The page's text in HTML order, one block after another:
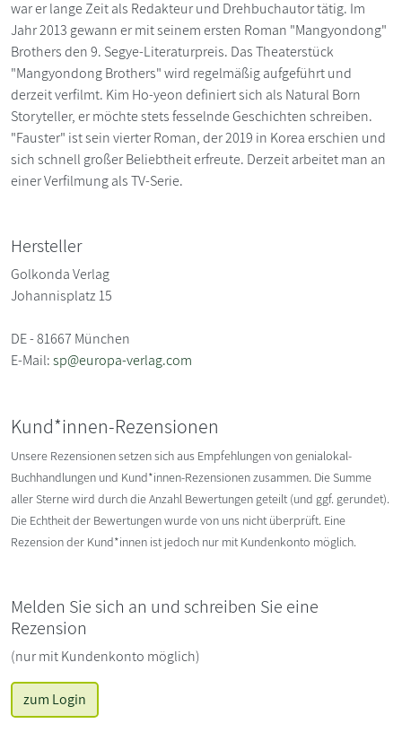
war er lange Zeit als Redakteur und Drehbuchautor tätig. Im
Jahr 2013 gewann er mit seinem ersten Roman "Mangyondong"
Brothers den 9. Segye-Literaturpreis. Das Theaterstück
"Mangyondong Brothers" wird regelmäßig aufgeführt und
derzeit verfilmt. Kim Ho-yeon definiert sich als Natural Born
Storyteller, er möchte stets fesselnde Geschichten schreiben.
"Fauster" ist sein vierter Roman, der 2019 in Korea erschien und
sich schnell großer Beliebtheit erfreute. Derzeit arbeitet man an
einer Verfilmung als TV-Serie.
Hersteller
Golkonda Verlag
Johannisplatz 15
DE - 81667 München
E-Mail:sp@europa-verlag.com
Kund*innen-Rezensionen
Unsere Rezensionen setzen sich aus Empfehlungen von genialokal-
Buchhandlungen und Kund*innen-Rezensionen zusammen. Die Summe
aller Sterne wird durch die Anzahl Bewertungen geteilt (und ggf. gerundet).
Die Echtheit der Bewertungen wurde von uns nicht überprüft. Eine
Rezension der Kund*innen ist jedoch nur mit Kundenkonto möglich.
Melden Sie sich an und schreiben Sie eine
Rezension
(nur mit Kundenkonto möglich)
zum Login